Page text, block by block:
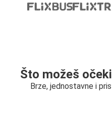
Što možeš
Brze, jednostavne i